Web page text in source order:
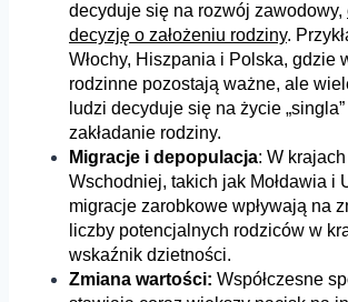
decyduje się na rozwój zawodowy,
decyzję o założeniu rodziny.
Włochy, Hiszpania i Polska, gdzie
rodzinne pozostają ważne, ale
ludzi decyduje się na życie
zakładanie rodziny.
Migracje i depopulacja: W
Wschodniej, takich jak Mołdawia i
migracje zarobkowe wpływają na
liczby potencjalnych rodziców w
wskaźnik dzietności.
Zmiana wartości: Współczesne